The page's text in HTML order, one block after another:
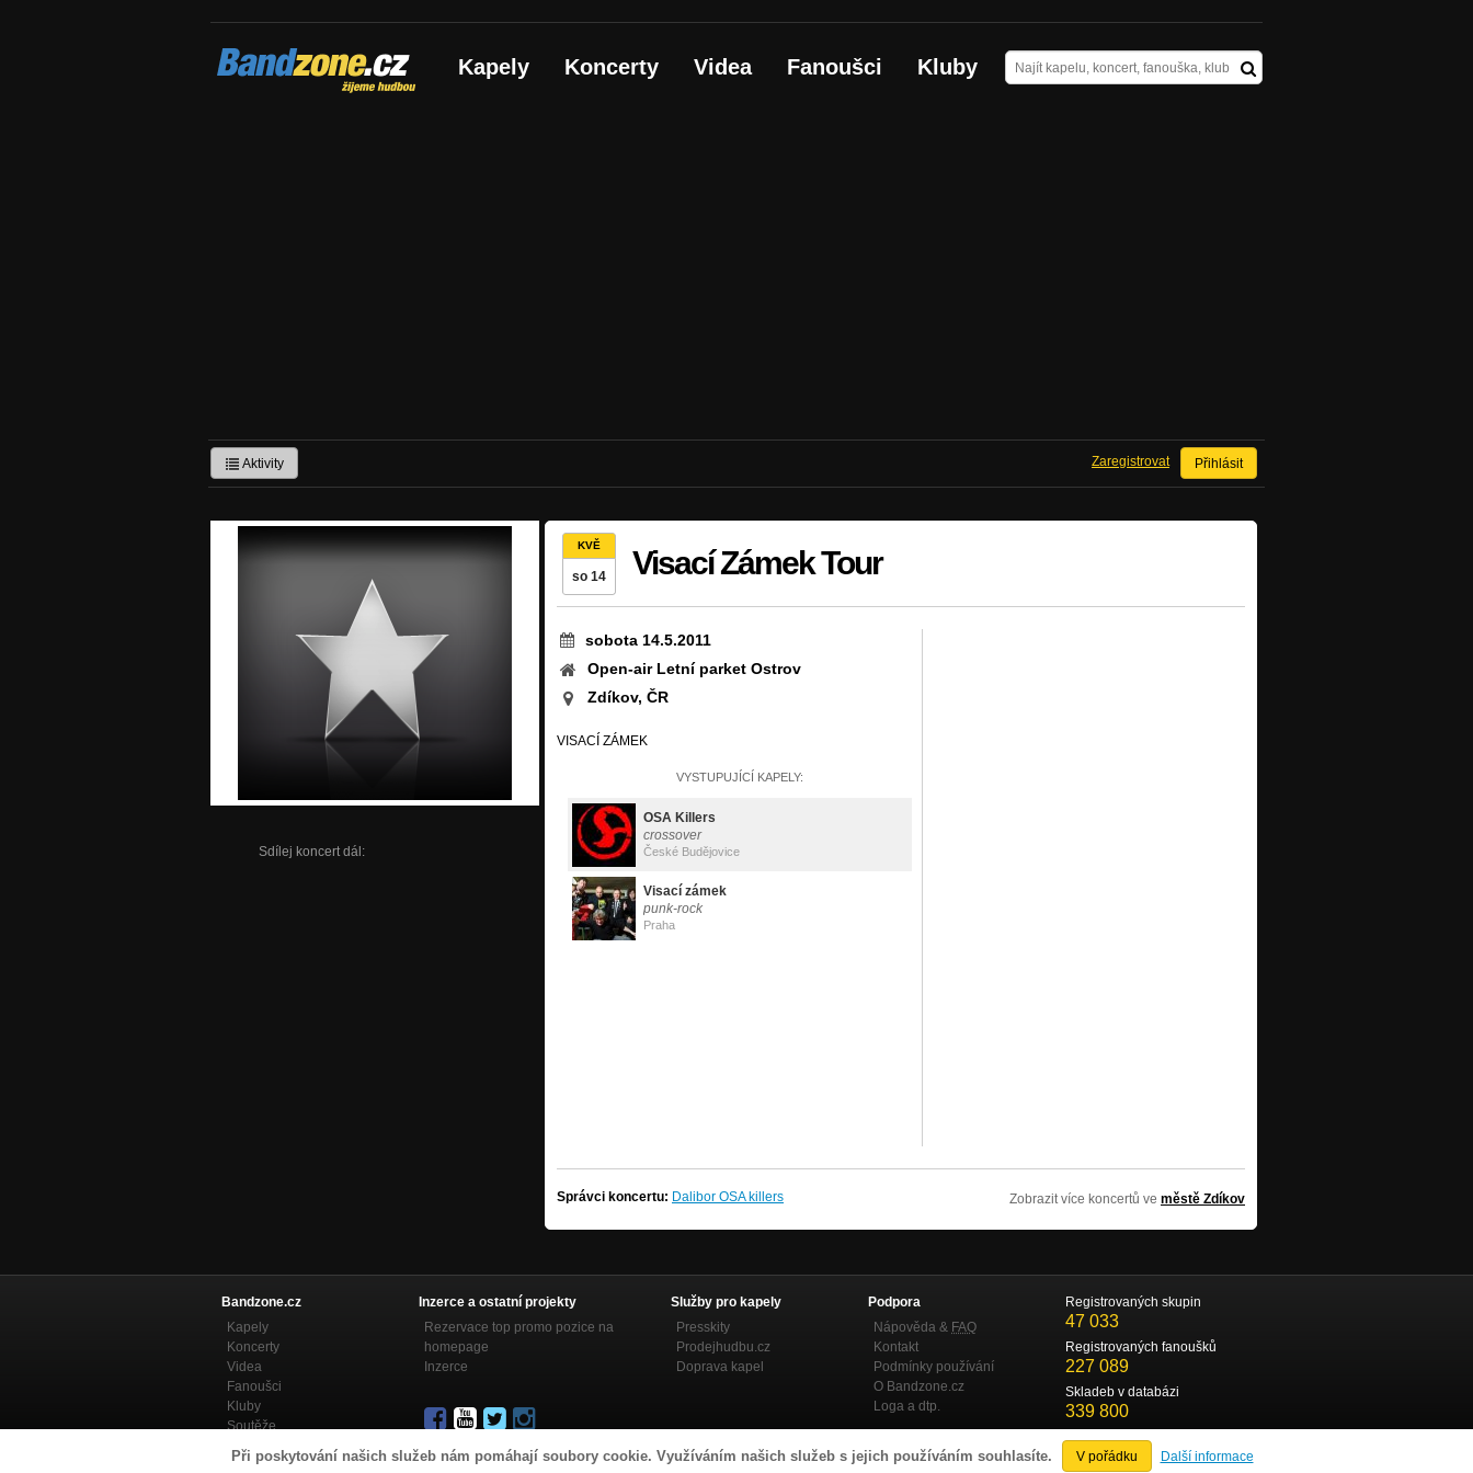
Při poskytování našich služeb nám pomáhají soubory cookie. Využíváním našich služeb s jejich používáním souhlasíte. V pořádku Další informace
Bandzone.cz
žijeme hudbou Kapely Koncerty Videa Fanoušci Kluby
Aktivity Přihlásit
Zaregistrovat
Sdílej koncert dál:
KVĚ
so 14 Visací Zámek Tour
sobota 14.5.2011
Open-air Letní parket Ostrov
Zdíkov, ČR
VISACÍ ZÁMEK
VYSTUPUJÍCÍ KAPELY:
OSA Killers
crossover
České Budějovice
Visací zámek
punk-rock
Praha
Správci koncertu: Dalibor OSA killers Zobrazit více koncertů ve městě Zdíkov
Bandzone.cz
Kapely
Koncerty
Videa
Fanoušci
Kluby
Soutěže
Bandzone.cz blog
Inzerce a ostatní projekty
Rezervace top promo pozice na
homepage
Inzerce
Služby pro kapely
Presskity
Prodejhudbu.cz
Doprava kapel
Podpora
Nápověda & FAQ
Kontakt
Podmínky používání
O Bandzone.cz
Loga a dtp.
Registrovaných skupin
47 033
Registrovaných fanoušků
227 089
Skladeb v databázi
339 800